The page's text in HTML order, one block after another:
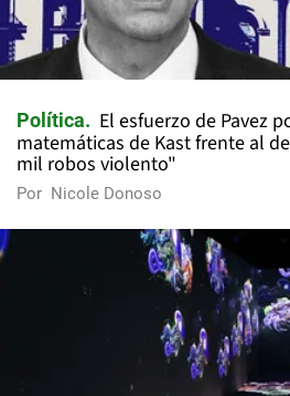
Política
El esfuerzo de Pavez
matemáticas de Kast frente al
mil robos violento"
Por Nicole Donoso